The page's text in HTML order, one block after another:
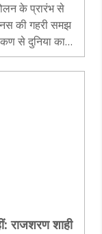
के प्रारंभ से
की गहरी समझ
से दुनिया का
में 'अयोध्या पर्व'
राजशरण शाही